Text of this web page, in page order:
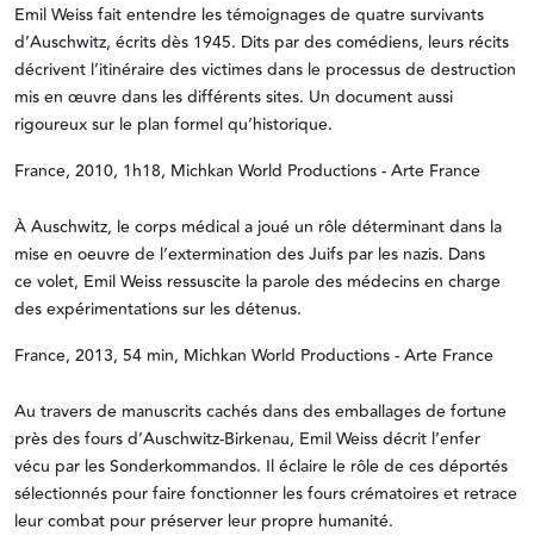
Emil Weiss fait entendre les témoignages de quatre survivants
d’Auschwitz, écrits dès 1945. Dits par des comédiens, leurs récits
décrivent l’itinéraire des victimes dans le processus de destruction
mis en œuvre dans les différents sites. Un document aussi
rigoureux sur le plan formel qu’historique.
France, 2010, 1h18, Michkan World Productions - Arte France
À Auschwitz, le corps médical a joué un rôle déterminant dans la
mise en oeuvre de l’extermination des Juifs par les nazis. Dans
ce volet, Emil Weiss ressuscite la parole des médecins en charge
des expérimentations sur les détenus.
France, 2013, 54 min, Michkan World Productions - Arte France
Au travers de manuscrits cachés dans des emballages de fortune
près des fours d’Auschwitz-Birkenau, Emil Weiss décrit l’enfer
vécu par les Sonderkommandos. Il éclaire le rôle de ces déportés
sélectionnés pour faire fonctionner les fours crématoires et retrace
leur combat pour préserver leur propre humanité.